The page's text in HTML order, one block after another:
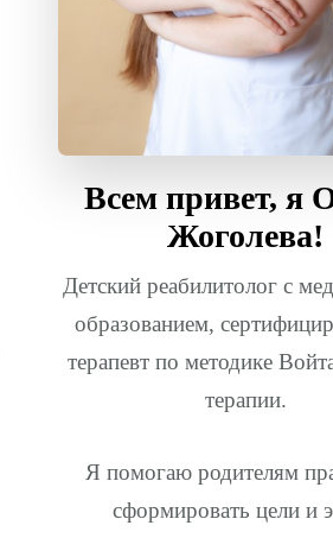
Всем привет, я
Жоголева!
Детский реабилитолог с
образованием,
терапевт по методике
терапии.
Я помогаю родителям
сформировать цели и